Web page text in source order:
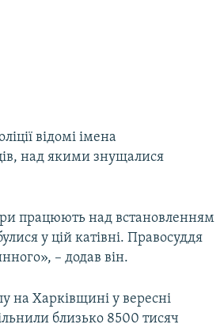
відомі імена
над якими знущалися
працюють над встановленням
у цій катівні. Правосуддя
– додав він.
на Харківщині у вересні
близько 8500 тисяч